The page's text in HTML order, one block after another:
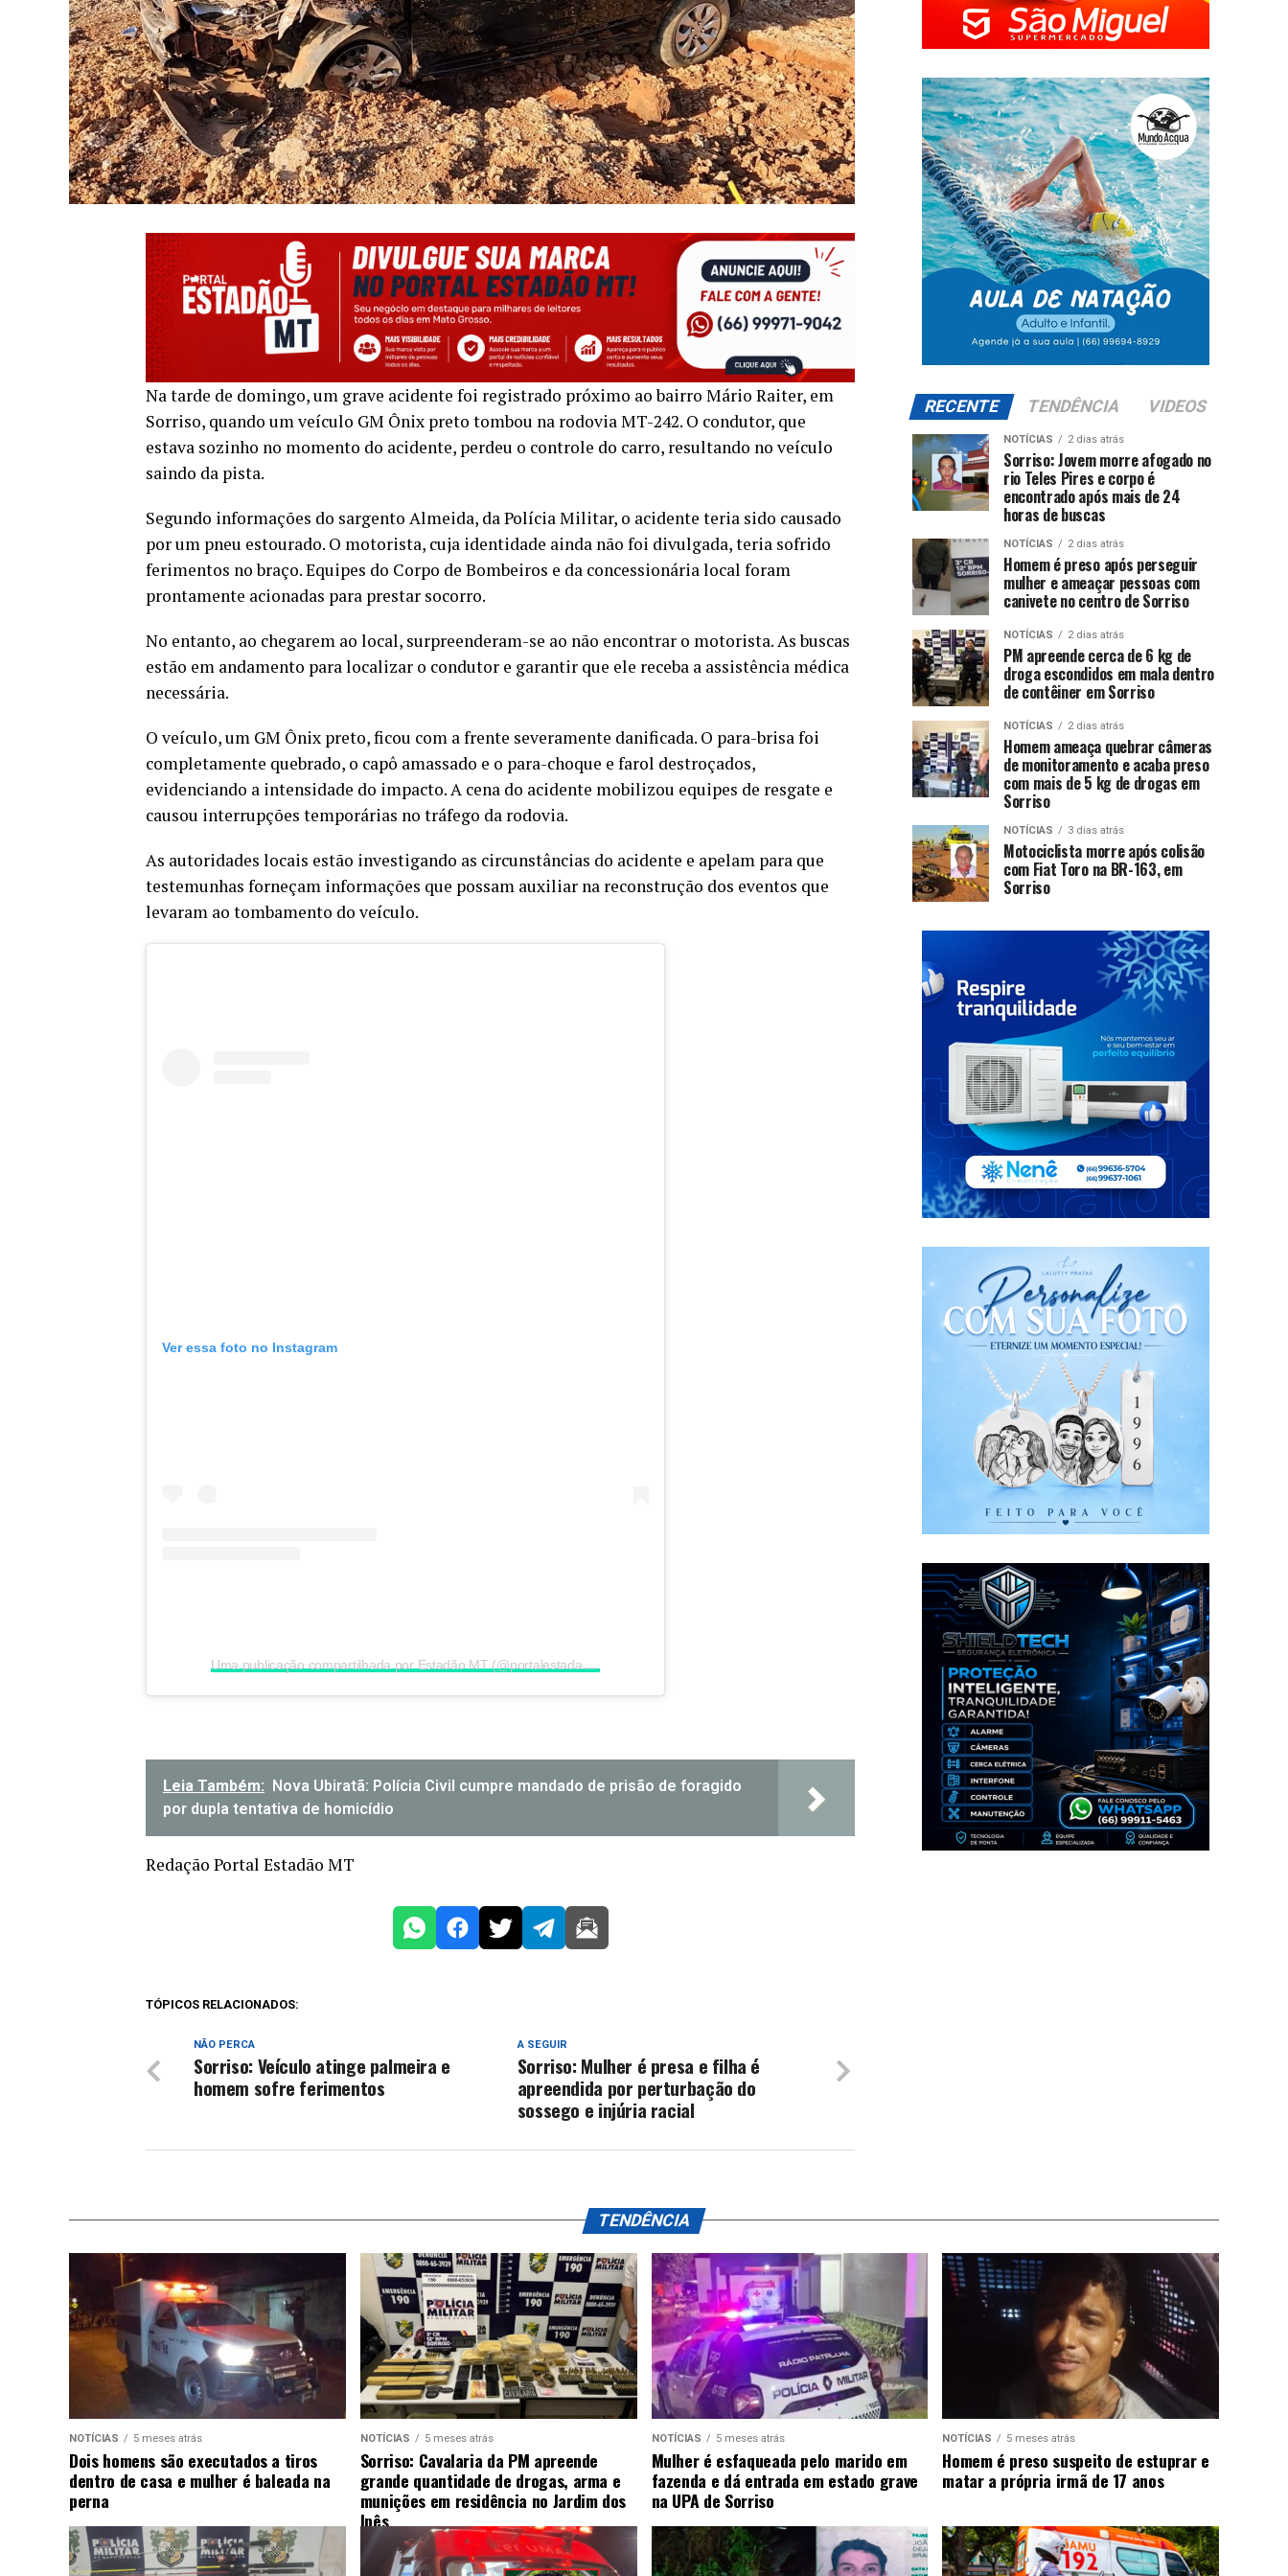
Na tarde de domingo, um grave acidente foi registrado próximo ao bairro Mário Raiter, em
Sorriso, quando um veículo GM Ônix preto tombou na rodovia MT-242. O condutor, que
estava sozinho no momento do acidente, perdeu o controle do carro, resultando no veículo
saindo da pista.
Segundo informações do sargento Almeida, da Polícia Militar, o acidente teria sido causado
por um pneu estourado. O motorista, cuja identidade ainda não foi divulgada, teria sofrido
ferimentos no braço. Equipes do Corpo de Bombeiros e da concessionária local foram
prontamente acionadas para prestar socorro.
No entanto, ao chegarem ao local, surpreenderam-se ao não encontrar o motorista. As buscas
estão em andamento para localizar o condutor e garantir que ele receba a assistência médica
necessária.
O veículo, um GM Ônix preto, ficou com a frente severamente danificada. O para-brisa foi
completamente quebrado, o capô amassado e o para-choque e farol destroçados,
evidenciando a intensidade do impacto. A cena do acidente mobilizou equipes de resgate e
causou interrupções temporárias no tráfego da rodovia.
As autoridades locais estão investigando as circunstâncias do acidente e apelam para que
testemunhas forneçam informações que possam auxiliar na reconstrução dos eventos que
levaram ao tombamento do veículo.
Ver essa foto no Instagram
Uma publicação compartilhada por Estadão MT (@portalestadao.mt)
Leia Também: Nova Ubiratã: Polícia Civil cumpre mandado de prisão de foragido
por dupla tentativa de homicídio
Redação Portal Estadão MT
TÓPICOS RELACIONADOS:
A SEGUIR
Sorriso: Mulher é presa e filha é
apreendida por perturbação do
sossego e injúria racial
NÃO PERCA
Sorriso: Veículo atinge palmeira e
homem sofre ferimentos
RECENTE TENDÊNCIA VIDEOS
NOTÍCIAS 2 dias atrás
Sorriso: Jovem morre afogado no
rio Teles Pires e corpo é
encontrado após mais de 24
horas de buscas
NOTÍCIAS 2 dias atrás
Homem é preso após perseguir
mulher e ameaçar pessoas com
canivete no centro de Sorriso
NOTÍCIAS 2 dias atrás
PM apreende cerca de 6 kg de
droga escondidos em mala dentro
de contêiner em Sorriso
NOTÍCIAS 2 dias atrás
Homem ameaça quebrar câmeras
de monitoramento e acaba preso
com mais de 5 kg de drogas em
Sorriso
NOTÍCIAS 3 dias atrás
Motociclista morre após colisão
com Fiat Toro na BR-163, em
Sorriso
TENDÊNCIA
NOTÍCIAS 5 meses atrás
Dois homens são executados a tiros
dentro de casa e mulher é baleada na
perna
NOTÍCIAS 5 meses atrás
Sorriso: Cavalaria da PM apreende
grande quantidade de drogas, arma e
munições em residência no Jardim dos
Ipês
NOTÍCIAS 5 meses atrás
Mulher é esfaqueada pelo marido em
fazenda e dá entrada em estado grave
na UPA de Sorriso
NOTÍCIAS 5 meses atrás
Homem é preso suspeito de estuprar e
matar a própria irmã de 17 anos